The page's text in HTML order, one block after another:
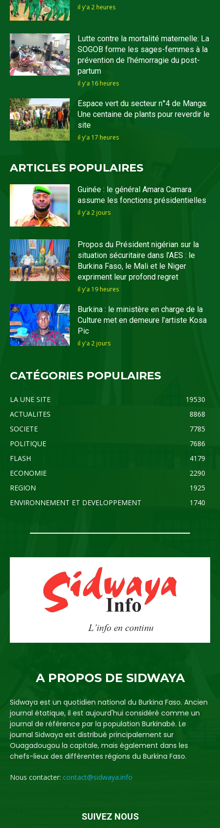
il y'a 2 heures
Lutte contre la mortalité maternelle: La
SOGOB forme les sages-femmes à la
prévention de l’hémorragie du post-
partum
il y'a 16 heures
Espace vert du secteur n°4 de Manga:
Une centaine de plants pour reverdir le
site
il y'a 17 heures
ARTICLES POPULAIRES
Guinée : le général Amara Camara
assume les fonctions présidentielles
il y'a 2 jours
Propos du Président nigérian sur la
situation sécuritaire dans l’AES : le
Burkina Faso, le Mali et le Niger
expriment leur profond regret
il y'a 19 heures
Burkina : le ministère en charge de la
Culture met en demeure l’artiste Kosa
Pic
il y'a 2 jours
CATÉGORIES POPULAIRES
LA UNE SITE
19530
ACTUALITES
8868
SOCIETE
7785
POLITIQUE
7686
FLASH
4179
ECONOMIE
2290
REGION
1925
ENVIRONNEMENT ET DEVELOPPEMENT
1740
A PROPOS DE SIDWAYA
Sidwaya est un quotidien national du Burkina Faso. Ancien
journal étatique, il est aujourd'hui considéré comme un
journal de référence par la population Burkinabè. Le
journal Sidwaya est distribué principalement sur
Ouagadougou la capitale, mais également dans les
chefs-lieux des différentes régions du Burkina Faso.
Nous contacter: contact@sidwaya.info
SUIVEZ NOUS